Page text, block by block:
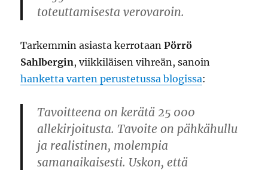
toteuttamisesta verovaroin.
Tarkemmin asiasta kerrotaanPörrö
Sahlbergin, viikkiläisen vihreän, sanoin
hanketta varten perustetussa blogissa:
Tavoitteena on kerätä 25 000
allekirjoitusta. Tavoite on pähkähullu
ja realistinen, molempia
samanaikaisesti. Uskon, että